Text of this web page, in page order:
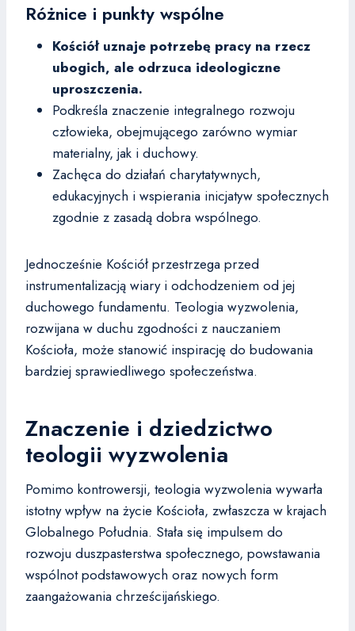
Różnice i punkty wspólne
Kościół uznaje potrzebę pracy na rzecz
ubogich, ale odrzuca ideologiczne
uproszczenia.
Podkreśla znaczenie integralnego rozwoju
człowieka, obejmującego zarówno wymiar
materialny, jak i duchowy.
Zachęca do działań charytatywnych,
edukacyjnych i wspierania inicjatyw społecznych
zgodnie z zasadą dobra wspólnego.
Jednocześnie Kościół przestrzega przed
instrumentalizacją wiary i odchodzeniem od jej
duchowego fundamentu. Teologia wyzwolenia,
rozwijana w duchu zgodności z nauczaniem
Kościoła, może stanowić inspirację do budowania
bardziej sprawiedliwego społeczeństwa.
Znaczenie i dziedzictwo
teologii wyzwolenia
Pomimo kontrowersji, teologia wyzwolenia wywarła
istotny wpływ na życie Kościoła, zwłaszcza w krajach
Globalnego Południa. Stała się impulsem do
rozwoju duszpasterstwa społecznego, powstawania
wspólnot podstawowych oraz nowych form
zaangażowania chrześcijańskiego.